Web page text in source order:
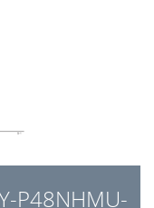
P48NHMU-